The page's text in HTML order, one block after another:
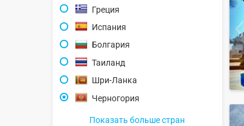
Греция
Испания
Болгария
Таиланд
Шри-Ланка
Черногория
Показать больше стран